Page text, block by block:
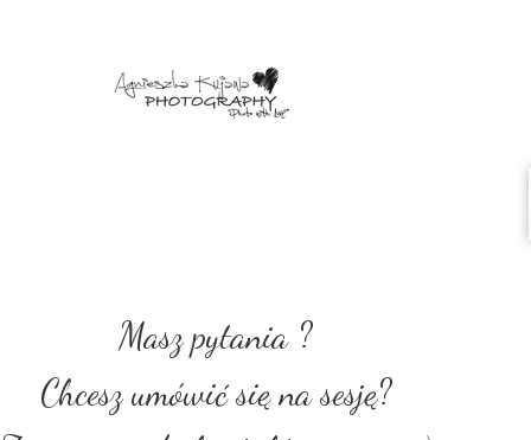
Masz pytania ?
Chcesz umówić się na sesję?